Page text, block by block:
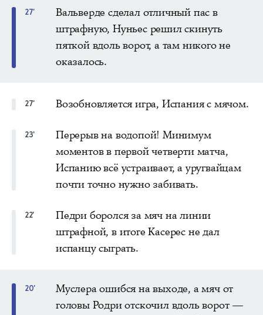
27'
Вальверде сделал отличный пас в
штрафную, Нуньес решил скинуть
пяткой вдоль ворот, а там никого не
оказалось.
27' Возобновляется игра, Испания с мячом.
23'
Перерыв на водопой! Минимум
моментов в первой четверти матча,
Испанию всё устраивает, а уругвайцам
почти точно нужно забивать.
22'
Педри боролся за мяч на линии
штрафной, в итоге Касерес не дал
испанцу сыграть.
20'
Муслера ошибся на выходе, а мяч от
головы Родри отскочил вдоль ворот —